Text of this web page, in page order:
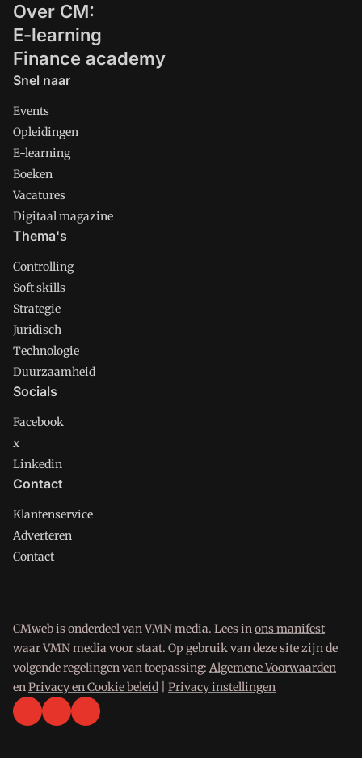
Over CM:
E-learning
Finance academy
Snel naar
Events
Opleidingen
E-learning
Boeken
Vacatures
Digitaal magazine
Thema's
Controlling
Soft skills
Strategie
Juridisch
Technologie
Duurzaamheid
Socials
Facebook
x
Linkedin
Contact
Klantenservice
Adverteren
Contact
CMweb is onderdeel van VMN media. Lees inons manifest
waar VMN media voor staat. Op gebruik van deze site zijn de
volgende regelingen van toepassing: Algemene Voorwaarden
enPrivacy en Cookie beleid Privacy instellingen